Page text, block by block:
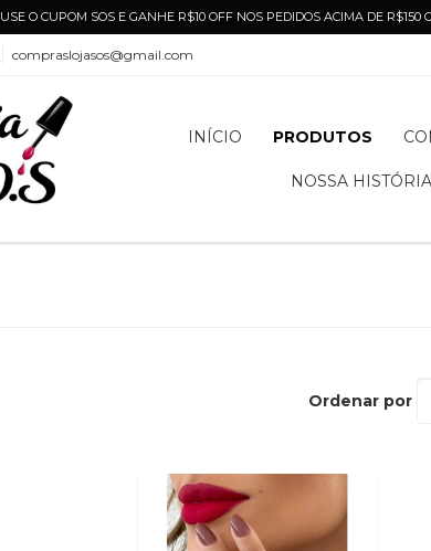
USE O CUPOM SOS E GANHE R$10 OFF NOS PEDIDOS ACIMA DE
compraslojasos@gmail.com
INÍCIO PRODUTOS
NOSSA HISTÓRIA
Ordenar por